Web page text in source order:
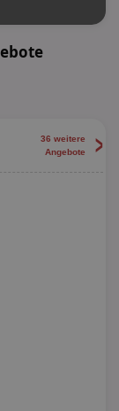
36 weitere
Angebote
>